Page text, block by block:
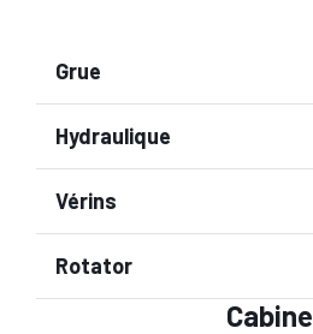
Grue
Hydraulique
Vérins
Rotator
Cabine